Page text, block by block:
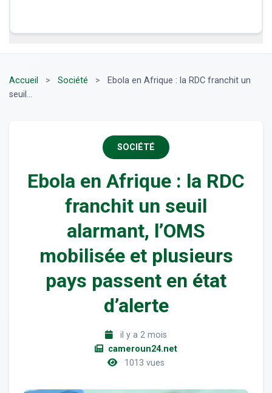
Accueil > Société >
Ebola en Afrique : la RDC franchit un
seuil...
SOCIÉTÉ
Ebola en Afrique : la RDC
franchit un seuil
alarmant, l’OMS
mobilisée et plusieurs
pays passent en état
d’alerte
il y a 2 mois
cameroun24.net
1013 vues